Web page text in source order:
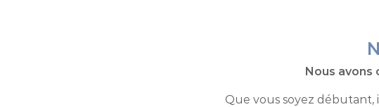
Nous avons
Que vous soyez débutant,